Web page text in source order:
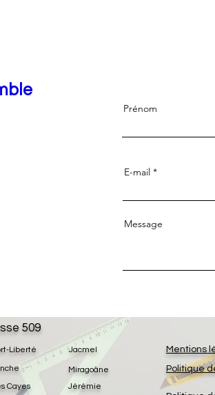
Prénom
E-mail
Message
Liberté
Cayes
Jacmel
Jérémie
Miragoâne
509
Mentions
Politique